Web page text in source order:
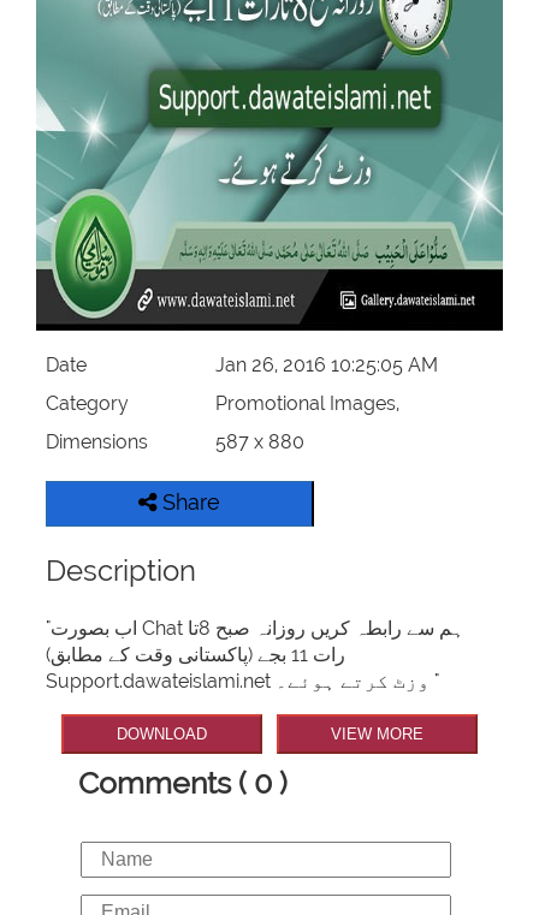
Date
Jan 26, 2016 10:25:05 AM
Category
Promotional Images,
Dimensions
587 x 880
Share
Description
"اب بصورت Chat ہم سے رابطہ کریں روزانہ صبح 8تا
رات 11 بجے (پاکستانی وقت کے مطابق)
Support.dawateislami.net وزٹ کرتے ہوئے۔ "
DOWNLOAD VIEW MORE
Comments ( 0 )